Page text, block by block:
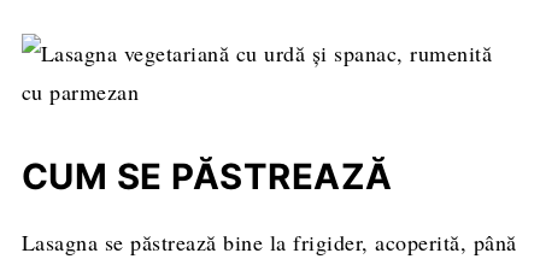
CUM SE PĂSTREAZĂ
Lasagna se păstrează bine la frigider, acoperită, până